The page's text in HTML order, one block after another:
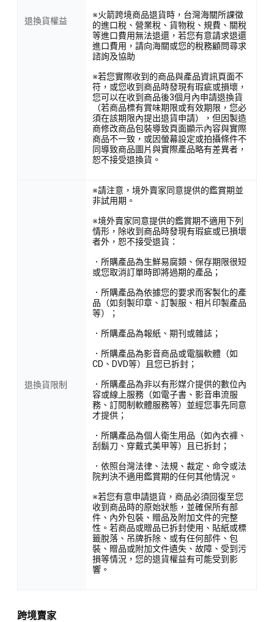
退換貨權益
※火箭跨境商品退貨時，台灣海關所課徵
的進口稅、營業稅、貨物稅、規費、關稅
等進口費用無法退還，若您有意請求退還
進口費用，請向海關或您的稅務顧問尋求
諮詢及協助
※若您實際收到的商品與產品資訊頁面不
符，或您收到商品時發現有瑕疵或損壞，
您可以在收到商品後3個月內申請退換貨
（若商品標有賞味期限或有效期限，您必
須在該期限內提出退貨申請），但因製造
商修改商品包裝導致頁面顯示內容與實際
商品不一致，或因螢幕設定或拍攝條件不
同導致商品圖片與實際產品略有差異者，
恕不接受退換貨。
退換貨限制
※請注意，境外賣家同意提供的鑑賞期並
非試用期。
※境外賣家同意提供的鑑賞期不適用下列
情形，除收到商品時發現有瑕疵或已損壞
者外，恕不接受退貨：
．所購產品為生鮮易腐類、保存期限很短
或您取消訂單時即將過期的產品；
．所購產品為依據您的要求而客製化的產
品（如刻製印章、訂製服、相片印製產品
等）；
．所購產品為報紙、期刊或雜誌；
．所購產品為影音商品或電腦軟體（如
CD、DVD等）且您已拆封；
．所購產品為非以有形媒介提供的數位內
容或線上服務（如電子書、影音串流服
務、訂閱制軟體服務等）並經您事先同意
才提供；
．所購產品為個人衛生用品（如內衣褲、
刮鬍刀、穿戴式美甲等）且已拆封；
．依照台灣法律、法規、裁定、命令或法
院判決不適用鑑賞期的任何其他情況。
※若您有意申請退貨，商品必須回復至您
收到商品時的原始狀態，並確保所有部
件、內外包裝、贈品及附加文件的完整
性。若商品或贈品已拆封使用、貼紙或標
籤脫落、吊牌拆除、或有任何部件、包
裝、贈品或附加文件遺失、故障、受到污
損等情況，您的退貨權益有可能受到影
響。
跨境賣家